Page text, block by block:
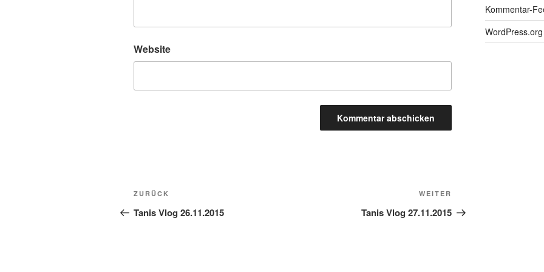
Website
Beitragsnavigation
Vorheriger
Beitrag
ZURÜCK
Tanis Vlog 26.11.2015
Beitrag
WEITER
Tanis Vlog 27.11.2015
Kommentar-
WordPress.org